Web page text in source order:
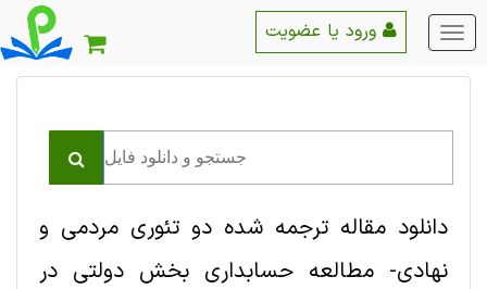
منو
اصلی
دانلود مقاله ترجمه شده دو تئوری مردمی و
نهادی- مطالعه حسابداری بخش دولتی در